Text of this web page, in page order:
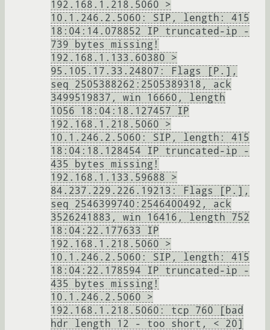
192.168.1.218.5060 >
10.1.246.2.5060: SIP, length: 415
18:04:14.078852 IP truncated-ip -
739 bytes missing!
192.168.1.133.60380 >
95.105.17.33.24807: Flags [P.],
seq 2505388262:2505389318, ack
3499519837, win 16660, length
1056 18:04:18.127457 IP
192.168.1.218.5060 >
10.1.246.2.5060: SIP, length: 415
18:04:18.128454 IP truncated-ip -
435 bytes missing!
192.168.1.133.59688 >
84.237.229.226.19213: Flags [P.],
seq 2546399740:2546400492, ack
3526241883, win 16416, length 752
18:04:22.177633 IP
192.168.1.218.5060 >
10.1.246.2.5060: SIP, length: 415
18:04:22.178594 IP truncated-ip -
435 bytes missing!
10.1.246.2.5060 >
192.168.1.218.5060: tcp 760 [bad
hdr length 12 - too short, < 20]